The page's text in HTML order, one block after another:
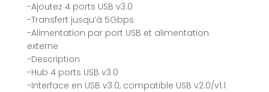
-Ajoutez 4 ports USB v3.0
-Transfert jusqu’à 5Gbps
-Alimentation par port USB et alimentation
externe
-Description
-Hub 4 ports USB v3.0
-Interface en USB v3.0, compatible USB v2.0/v1.1